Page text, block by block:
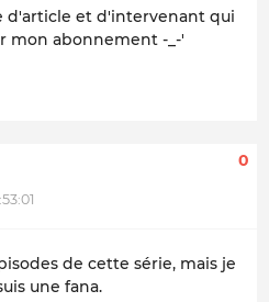
d'article et d'intervenant qui
mon abonnement -_-'
0
de cette série, mais je
une fana.